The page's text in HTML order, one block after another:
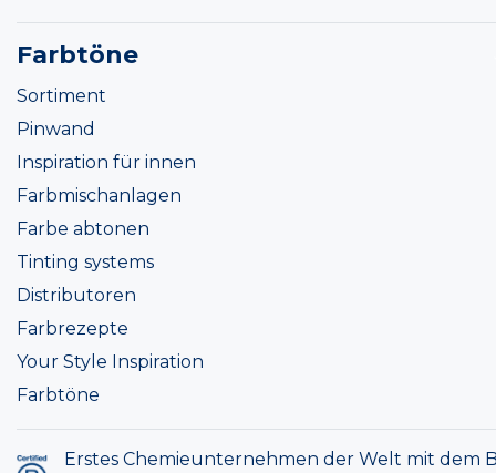
Farbtöne
Sortiment
Pinwand
Inspiration für innen
Farbmischanlagen
Farbe abtonen
Tinting systems
Distributoren
Farbrezepte
Your Style Inspiration
Farbtöne
Erstes Chemieunternehmen der Welt mit dem